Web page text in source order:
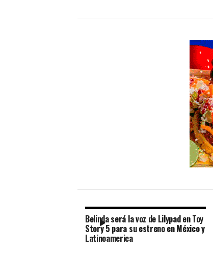
Belinda será la voz de Lilypad en Toy
Story 5 para su estreno en México y
Latinoamerica